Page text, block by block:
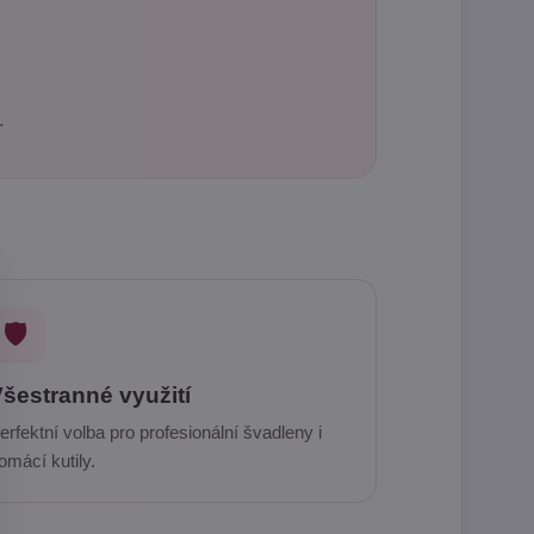
🛡️
využití
volba pro profesionální švadleny i
kutily.